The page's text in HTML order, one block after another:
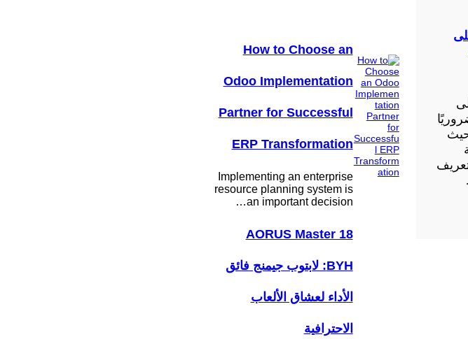
How to Choose an
Odoo Implementation
Partner for Successful
ERP Transformation
Implementing an enterprise
resource planning system is
an important decision…
AORUS Master 18
BYH: لابتوب جيمنج فائق
الأداء لعشاق الألعاب
الاحترافية